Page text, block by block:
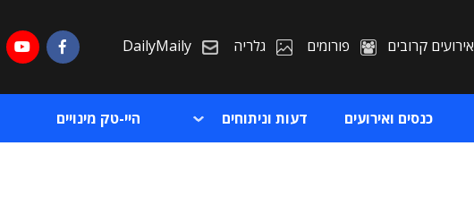
אירועים קרובים פורומים גלריה DailyMaily
כנסים ואירועים דעות וניתוחים היי-טק מינויים